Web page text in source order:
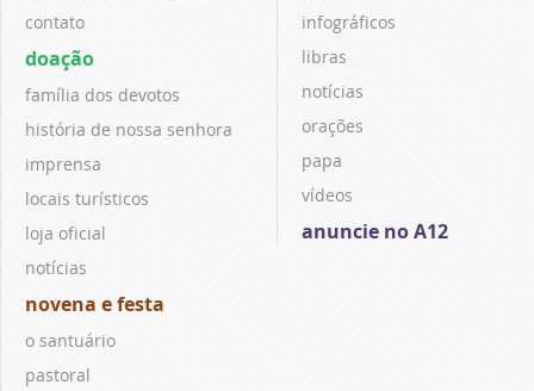
contato
doação
família dos devotos
história de nossa senhora
imprensa
locais turísticos
loja oficial
notícias
novena e festa
o santuário
pastoral
infográficos
libras
notícias
orações
papa
vídeos
anuncie no A12